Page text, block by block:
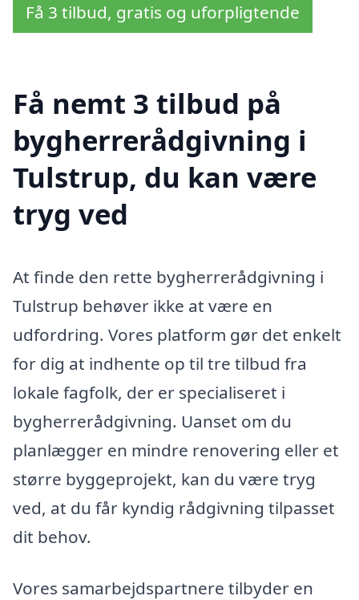
Få 3 tilbud, gratis og uforpligtende
Få nemt 3 tilbud på
bygherrerådgivning i
Tulstrup, du kan være
tryg ved
At finde den rette bygherrerådgivning i
Tulstrup behøver ikke at være en
udfordring. Vores platform gør det enkelt
for dig at indhente op til tre tilbud fra
lokale fagfolk, der er specialiseret i
bygherrerådgivning. Uanset om du
planlægger en mindre renovering eller et
større byggeprojekt, kan du være tryg
ved, at du får kyndig rådgivning tilpasset
dit behov.
Vores samarbejdspartnere tilbyder en